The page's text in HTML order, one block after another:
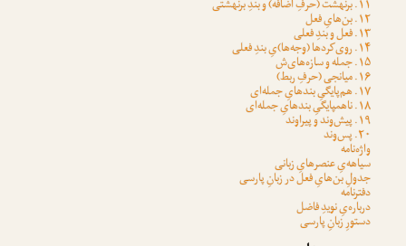
۱۱. برنهشت (حرفِ اضافه) و بندِ برنهشتی
۱۲. بن‌هایِ فعل
۱۳. فعل و بندِ فعلی
۱۴. روی‌کردها (وجه‌ها)یِ بندِ فعلی
۱۵. جمله و سازه‌های‌ش
۱۶. میانجی (حرفِ ربط)
۱۷. هم‌پایگیِ بندهایِ جمله‌ای
۱۸. ناهمپایگیِ بندهایِ جمله‌ای
۱۹. پیش‌وند و پیراوند
۲۰. پس‌وند
واژه‌نامه
سیاهه‌یِ عنصرهایِ زبانی
جدولِ بن‌هایِ فعل در زبانِ پارسی
دفترنامه
درباره‌یِ نویدِ فاضل
دستورِ زبانِ پارسی